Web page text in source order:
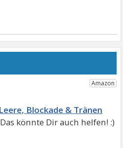
Blockade & Tränen